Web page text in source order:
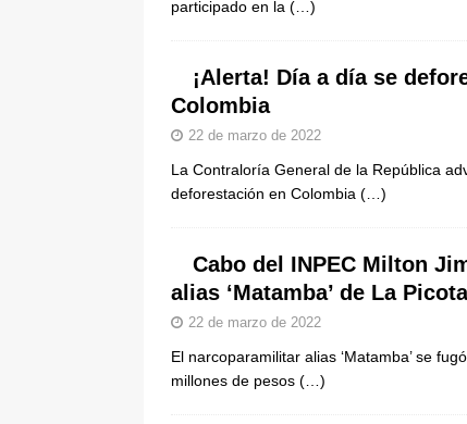
participado en la (…)
¡Alerta! Día a día se
Colombia
22 de marzo de 2022
La Contraloría General de la República
deforestación en Colombia (…)
Cabo del INPEC Milton
alias ‘Matamba’ de La Picota
22 de marzo de 2022
El narcoparamilitar alias ‘Matamba’ se
millones de pesos (…)